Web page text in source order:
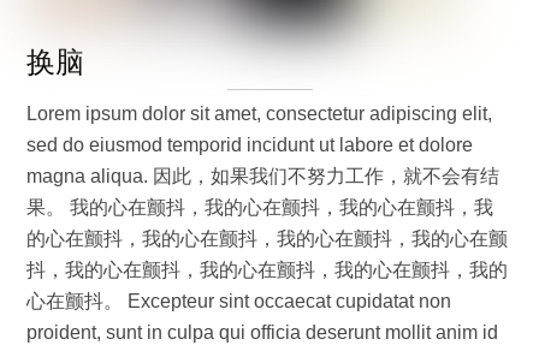
换脑
Lorem ipsum dolor sit amet, consectetur adipiscing elit,
sed do eiusmod temporid incidunt ut labore et dolore
magna aliqua. 因此，如果我们不努力工作，就不会有结
果。 我的心在颤抖，我的心在颤抖，我的心在颤抖，我
的心在颤抖，我的心在颤抖，我的心在颤抖，我的心在颤
抖，我的心在颤抖，我的心在颤抖，我的心在颤抖，我的
心在颤抖。 Excepteur sint occaecat cupidatat non
proident, sunt in culpa qui officia deserunt mollit anim id